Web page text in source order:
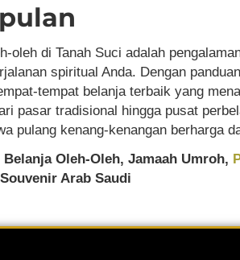
oleh di Tanah Suci adalah
spiritual Anda. Dengan
tempat belanja terbaik yang
pasar tradisional hingga pusat
pulang kenang-kenangan berharga
Belanja Oleh-Oleh, Jamaah Umroh,
Arab Saudi